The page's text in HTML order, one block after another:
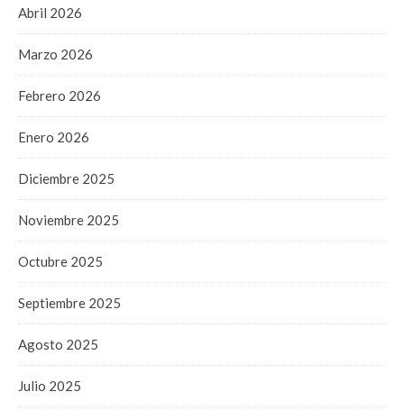
Abril 2026
Marzo 2026
Febrero 2026
Enero 2026
Diciembre 2025
Noviembre 2025
Octubre 2025
Septiembre 2025
Agosto 2025
Julio 2025